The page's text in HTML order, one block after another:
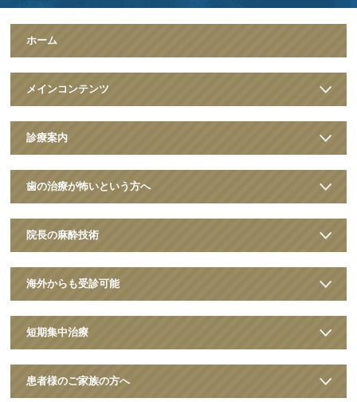
ホーム
メインコンテンツ
診療案内
歯の治療が怖いという方へ
院長の麻酔技術
海外からも受診可能
短期集中治療
患者様のご家族の方へ